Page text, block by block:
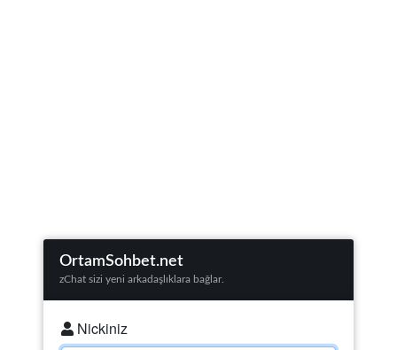
OrtamSohbet.net
zChat sizi yeni arkadaşlıklara bağlar.
Nickiniz